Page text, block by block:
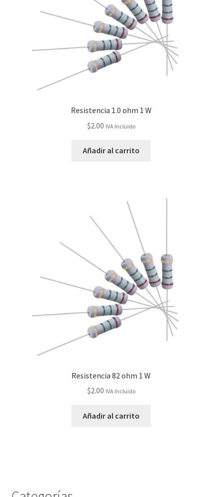
Resistencia 1.0 ohm 1 W
$2.00 IVA Incluido
Añadir al carrito
Resistencia 82 ohm 1 W
$2.00 IVA Incluido
Añadir al carrito